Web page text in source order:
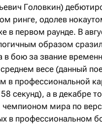
Головкин)
ринге, одолев
в первом раунде. В
образом
в бою за звание
весе (данный
в профессиональной
секунд), а в декабре
чемпионом мира по
в профессиональном